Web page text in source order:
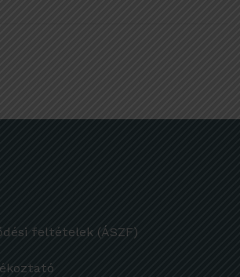
feltételek (ÁSZF)